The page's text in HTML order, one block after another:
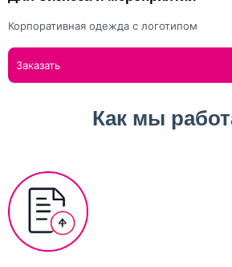
Корпоративная одежда с логотипом
Заказать
Как мы